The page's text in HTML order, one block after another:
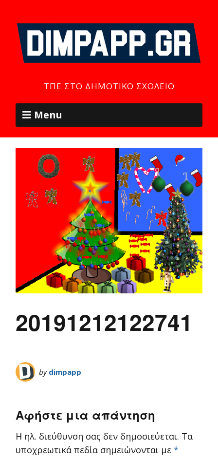
ΤΠΕ ΣΤΟ ΔΗΜΟΤΙΚΌ ΣΧΟΛΕΊΟ
Menu
20191212122741
by dimpapp
Αφήστε μια απάντηση
Η ηλ. διεύθυνση σας δεν δημοσιεύεται. Τα
υποχρεωτικά πεδία σημειώνονται με *